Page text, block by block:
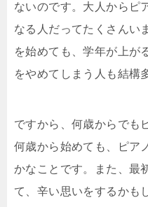
ないのです。大人からピ
なる人だってたくさんい
を始めても、学年が上が
をやめてしまう人も結構
ですから、何歳からでも
何歳から始めても、ピア
かなことです。また、最
て、辛い思いをするかも